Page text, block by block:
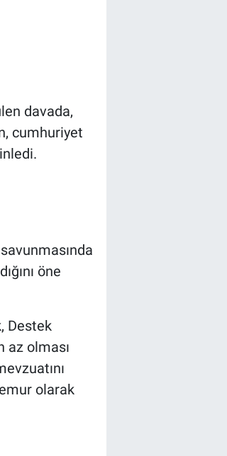
davada,
cumhuriyet
öne
Destek
az olması
olarak